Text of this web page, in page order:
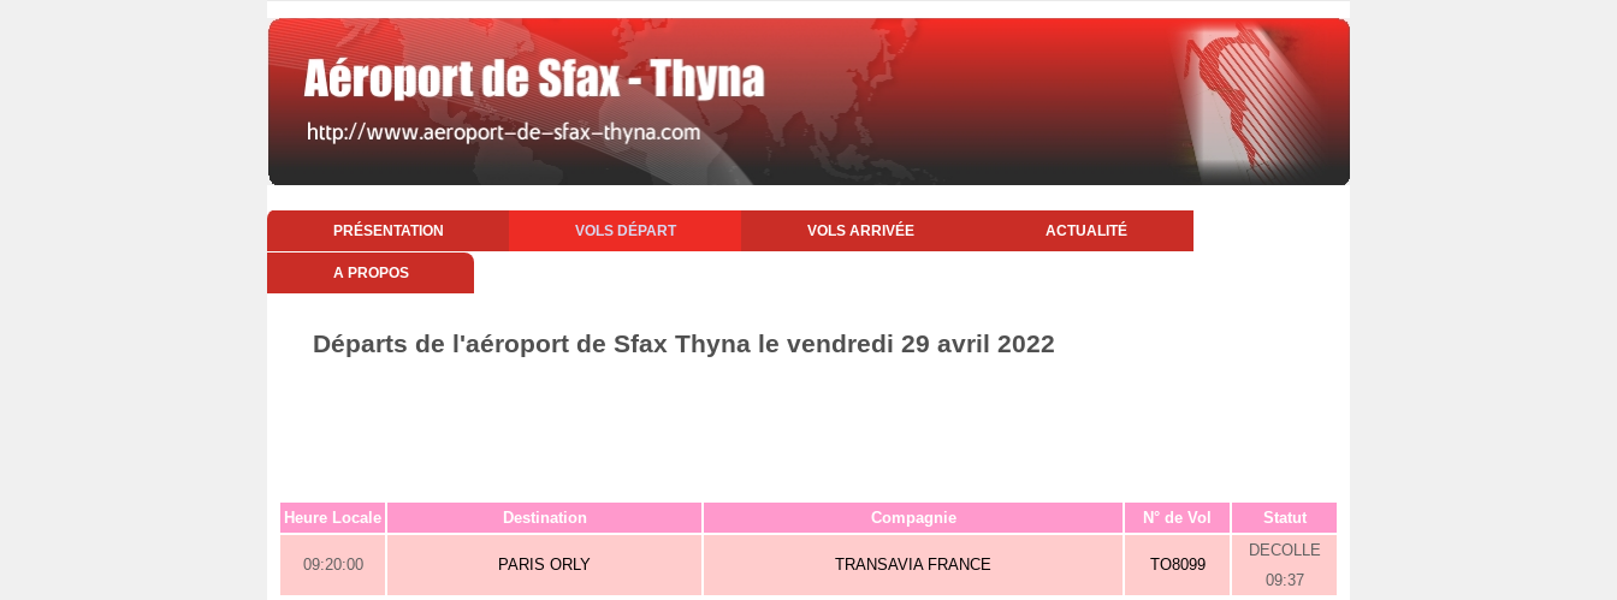
PRÉSENTATION VOLS DÉPART VOLS ARRIVÉE ACTUALITÉ
A PROPOS
Départs de l'aéroport de Sfax Thyna le vendredi 29 avril 2022
Heure Locale Destination Compagnie N° de Vol Statut
09:20:00 PARIS ORLY TRANSAVIA FRANCE TO8099
DECOLLE
09:37